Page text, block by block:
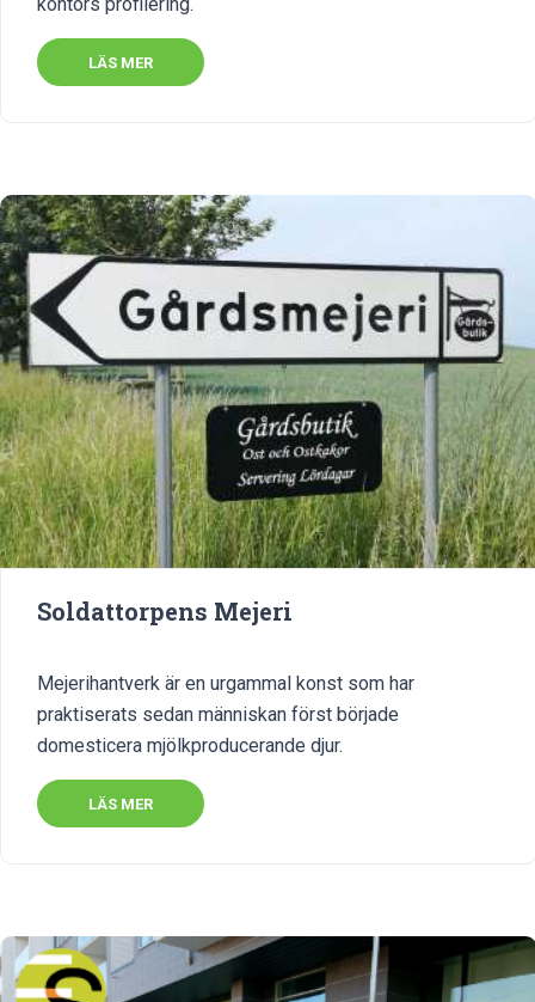
LÄS MER
Soldattorpens Mejeri
Mejerihantverk är en urgammal konst som har
praktiserats sedan människan först började
domesticera mjölkproducerande djur.
LÄS MER